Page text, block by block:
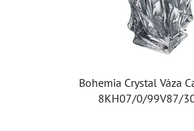
Bohemia Crystal Váza
8KH07/0/99V87/